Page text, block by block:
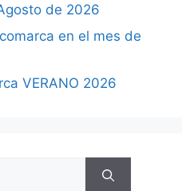
de 2026
en el mes de
VERANO 2026